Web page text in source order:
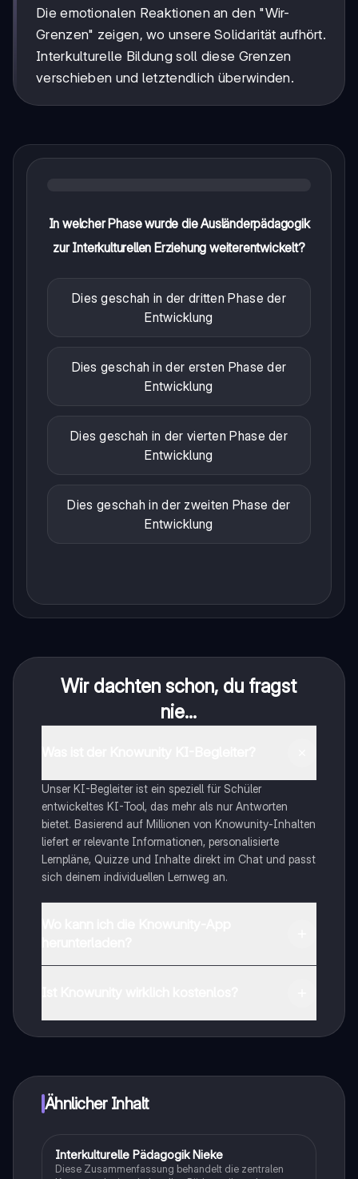
Die emotionalen Reaktionen an den "Wir-
Grenzen" zeigen, wo unsere Solidarität aufhört.
Interkulturelle Bildung soll diese Grenzen
verschieben und letztendlich überwinden.
In welcher Phase wurde die Ausländerpädagogik
zur Interkulturellen Erziehung weiterentwickelt?
Dies geschah in der dritten Phase der
Entwicklung
Dies geschah in der ersten Phase der
Entwicklung
Dies geschah in der vierten Phase der
Entwicklung
Dies geschah in der zweiten Phase der
Entwicklung
Wir dachten schon, du fragst
nie...
Unser KI-Begleiter ist ein speziell für Schüler
entwickeltes KI-Tool, das mehr als nur Antworten
bietet. Basierend auf Millionen von Knowunity-Inhalten
liefert er relevante Informationen, personalisierte
Lernpläne, Quizze und Inhalte direkt im Chat und passt
sich deinem individuellen Lernweg an.
Ähnlicher Inhalt
Pädagogik
Interkulturelle Pädagogik Nieke
Diese Zusammenfassung behandelt die zentralen